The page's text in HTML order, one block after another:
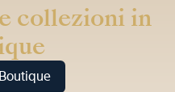
collezioni in